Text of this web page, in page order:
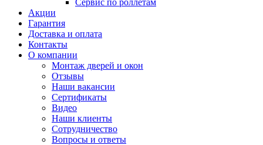
Сервис по роллетам
Акции
Гарантия
Доставка и оплата
Контакты
О компании
Монтаж дверей и окон
Отзывы
Наши вакансии
Сертификаты
Видео
Наши клиенты
Сотрудничество
Вопросы и ответы